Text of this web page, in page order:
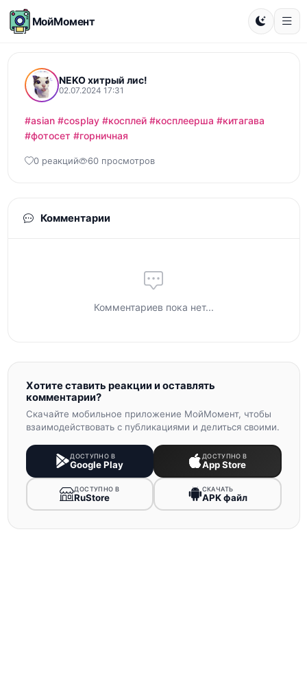
МойМомент
NEKO хитрый лис!
02.07.2024 17:31
#asian #cosplay #косплей #косплеерша #китагава
#фотосет #горничная
0 реакций 60 просмотров
Комментарии
Комментариев пока нет...
Хотите ставить реакции и оставлять
комментарии?
Скачайте мобильное приложение МойМомент, чтобы
взаимодействовать с публикациями и делиться своими.
ДОСТУПНО В
Google Play
ДОСТУПНО В
App Store
ДОСТУПНО В
RuStore
СКАЧАТЬ
APK файл